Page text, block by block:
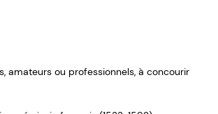
amateurs ou professionnels, à concourir